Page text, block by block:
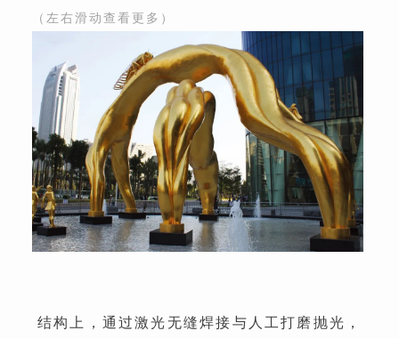
（左右滑动查看更多）
结构上，通过激光无缝焊接与人工打磨抛光，